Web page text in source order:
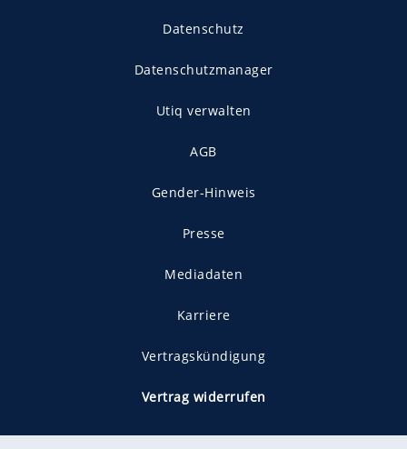
Datenschutz
Datenschutzmanager
Utiq verwalten
AGB
Gender-Hinweis
Presse
Mediadaten
Karriere
Vertragskündigung
Vertrag widerrufen